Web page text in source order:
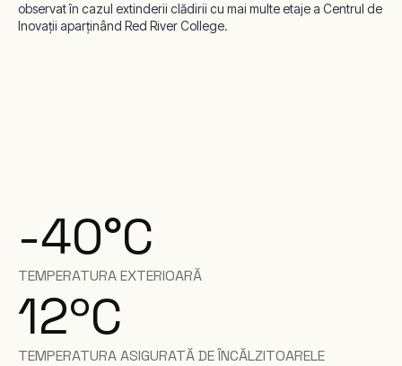
observat în cazul extinderii clădirii cu mai multe etaje a Centrul de
Inovații aparținând Red River College.
-40°C
TEMPERATURA EXTERIOARĂ
12ºC
TEMPERATURA ASIGURATĂ DE ÎNCĂLZITOARELE